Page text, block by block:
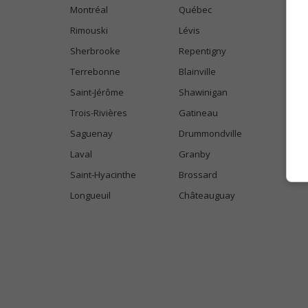
Montréal
Québec
Rimouski
Lévis
Sherbrooke
Repentigny
Terrebonne
Blainville
Saint-Jérôme
Shawinigan
Trois-Rivières
Gatineau
Saguenay
Drummondville
Laval
Granby
Saint-Hyacinthe
Brossard
Longueuil
Châteauguay